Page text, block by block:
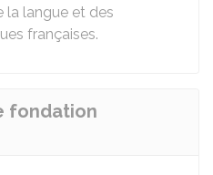
la langue et des
françaises.
fondation